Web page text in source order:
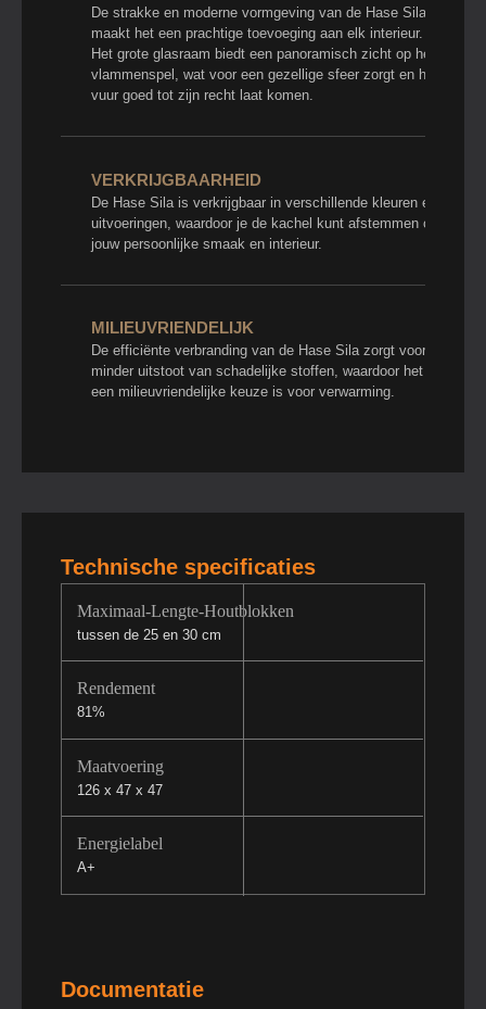
De strakke en moderne vormgeving van de Hase Sila
maakt het een prachtige toevoeging aan elk interieur.
Het grote glasraam biedt een panoramisch zicht op het
vlammenspel, wat voor een gezellige sfeer zorgt en het
vuur goed tot zijn recht laat komen.
VERKRIJGBAARHEID
De Hase Sila is verkrijgbaar in verschillende kleuren en
uitvoeringen, waardoor je de kachel kunt afstemmen op
jouw persoonlijke smaak en interieur.
MILIEUVRIENDELIJK
De efficiënte verbranding van de Hase Sila zorgt voor
minder uitstoot van schadelijke stoffen, waardoor het
een milieuvriendelijke keuze is voor verwarming.
Technische specificaties
Maximaal-Lengte-Houtblokken
tussen de 25 en 30 cm
Rendement
81%
Maatvoering
126 x 47 x 47
Energielabel
A+
Documentatie